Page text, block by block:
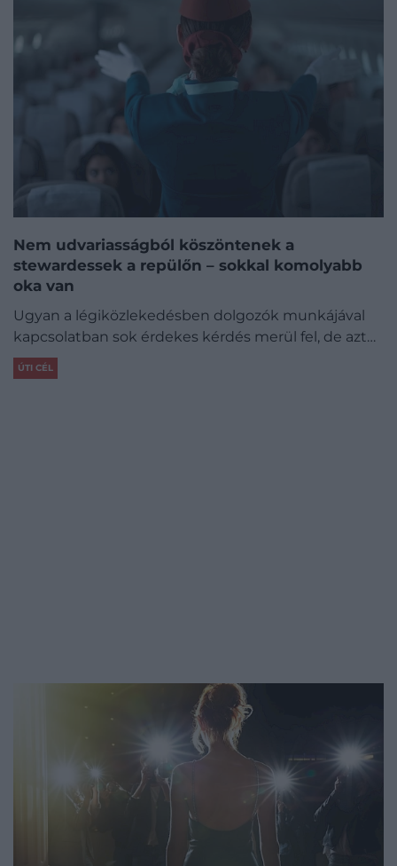
Nem udvariasságból köszöntenek a
stewardessek a repülőn – sokkal komolyabb
oka van
Ugyan a légiközlekedésben dolgozók munkájával
kapcsolatban sok érdekes kérdés merül fel, de azt…
ÚTI CÉL